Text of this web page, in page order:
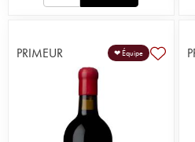
PRIMEUR ❤ Équipe